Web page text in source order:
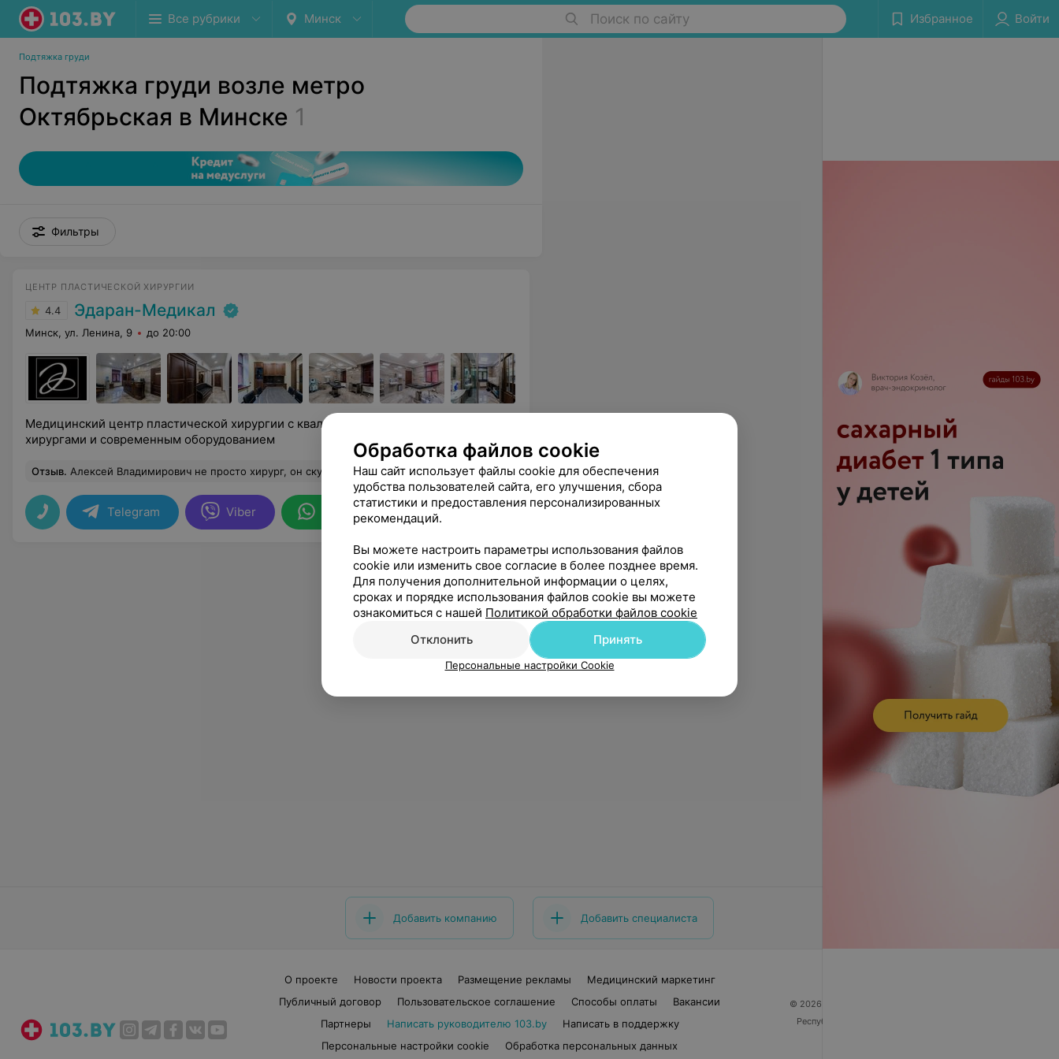
Все рубрики Минск Поиск по сайту Избранное Войти
Подтяжка груди
Подтяжка груди возле метро
Октябрьская в Минске 1
Фильтры
ЦЕНТР ПЛАСТИЧЕСКОЙ ХИРУРГИИ
4.4 Эдаран-Медикал
Минск, ул. Ленина, 9 до 20:00
Медицинский центр пластической хирургии с квалифицированными, опытными
хирургами и современным оборудованием
Отзыв. Алексей Владимирович не просто хирург, он скульптор, творец! Я сама живу в Москве, пересмотрела много разных хирургов. Но как только увидела работу Алексея Владимировича, сразу же поняла, что выбрала доктора) ни разу не пожалела что выбрала его! Из моих унылых висло-сись сотворил нереальную красоту! Потрясающий пластический хирург и очень приятный в общении, как человек. От всей души рекомендую. Еще
Telegram Viber WhatsApp
Добавить компанию Добавить специалиста
О проекте Новости проекта Размещение рекламы
Медицинский маркетинг
Публичный договор
Пользовательское соглашение Способы оплаты
Вакансии
Партнеры
Написать руководителю 103.by
Написать в поддержку
Персональные настройки cookie
Обработка персональных данных
© 2026 ООО «Артокс Лаб», УНП 191700409
Республика Беларусь, г. Минск, улица Толбухина, 2,
Обработка файлов cookie
Наш сайт использует файлы cookie для обеспечения
удобства пользователей сайта, его улучшения, сбора
статистики и предоставления персонализированных
рекомендаций.
Вы можете настроить параметры использования файлов
cookie или изменить свое согласие в более позднее время.
Для получения дополнительной информации о целях,
сроках и порядке использования файлов cookie вы можете
ознакомиться с нашей Политикой обработки файлов cookie
Отклонить
Принять
Персональные настройки Cookie